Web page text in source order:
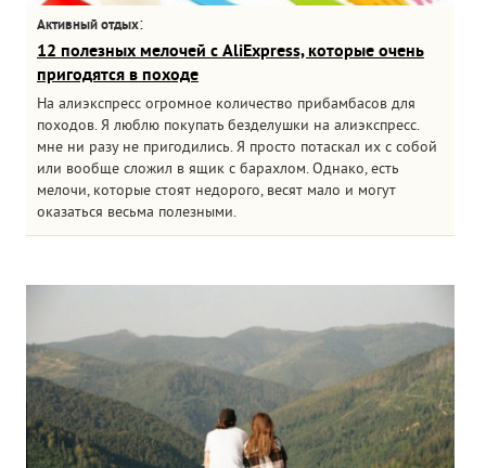
Активный отдых:
12 полезных мелочей с AliExpress, которые очень
пригодятся в походе
На алиэкспресс огромное количество прибамбасов для
походов. Я люблю покупать безделушки на алиэкспресс.
мне ни разу не пригодились. Я просто потаскал их с собой
или вообще сложил в ящик с барахлом. Однако, есть
мелочи, которые стоят недорого, весят мало и могут
оказаться весьма полезными.